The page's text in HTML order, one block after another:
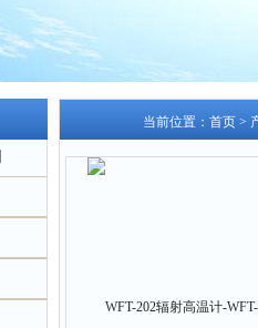
当前位置： 首页 >